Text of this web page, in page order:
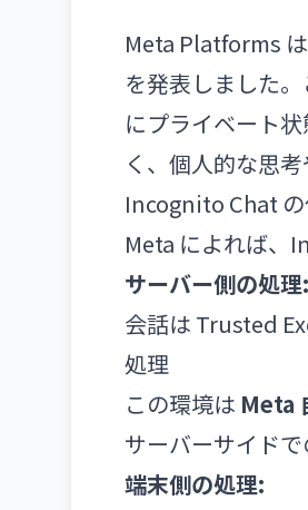
Meta Platforms
を発表しました
にプライベート
く、個人的な思
Incognito Chat
Meta によれば、
サーバー側の処理:
会話は Trusted
処理
この環境は Meta
サーバーサイド
端末側の処理: